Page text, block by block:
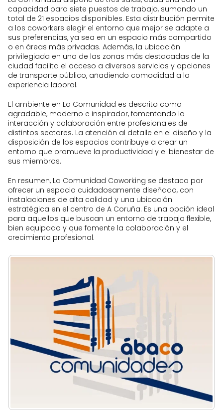
capacidad para siete puestos de trabajo, sumando un
total de 21 espacios disponibles. Esta distribución permite
a los coworkers elegir el entorno que mejor se adapte a
sus preferencias, ya sea en un espacio más compartido
o en áreas más privadas. Además, la ubicación
privilegiada en una de las zonas más destacadas de la
ciudad facilita el acceso a diversos servicios y opciones
de transporte público, añadiendo comodidad a la
experiencia laboral.
El ambiente en La Comunidad es descrito como
agradable, moderno e inspirador, fomentando la
interacción y colaboración entre profesionales de
distintos sectores. La atención al detalle en el diseño y la
disposición de los espacios contribuye a crear un
entorno que promueve la productividad y el bienestar de
sus miembros.
En resumen, La Comunidad Coworking se destaca por
ofrecer un espacio cuidadosamente diseñado, con
instalaciones de alta calidad y una ubicación
estratégica en el centro de A Coruña. Es una opción ideal
para aquellos que buscan un entorno de trabajo flexible,
bien equipado y que fomente la colaboración y el
crecimiento profesional.